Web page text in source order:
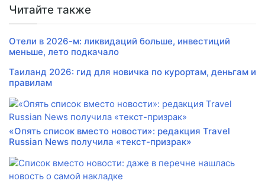
Читайте также
Отели в 2026-м: ликвидаций больше, инвестиций
меньше, лето подкачало
Таиланд 2026: гид для новичка по курортам, деньгам и
правилам
«Опять список вместо новости»: редакция Travel
Russian News получила «текст-призрак»